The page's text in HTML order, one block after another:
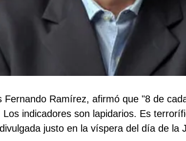
Ramírez, afirmó que "8 de
indicadores son lapidarios. Es
justo en la víspera del día de la